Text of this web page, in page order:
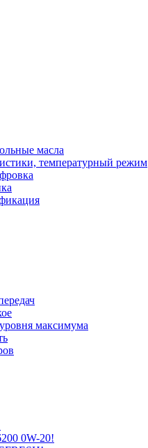
масла
температурный режим
максимума
0W-20!